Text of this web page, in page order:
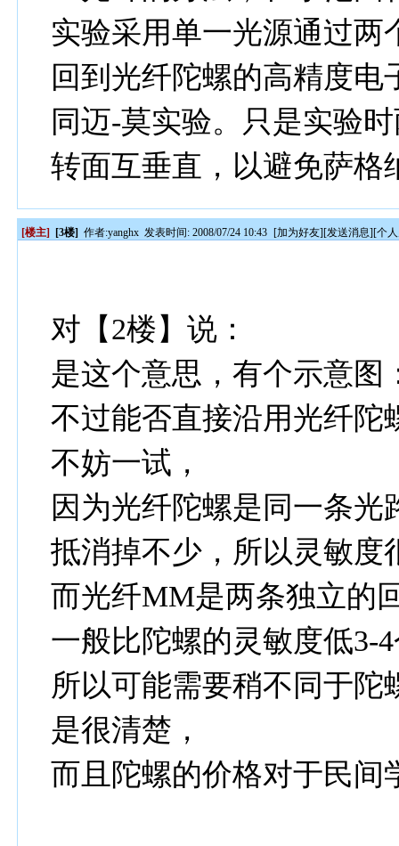
实验采用单一光源通过两
回到光纤陀螺的高精度
同迈-莫实验。只是实验
转面互垂直，以避免萨格
[楼主] [3楼] 作者:yanghx 发表时间: 2008/07/24 10:43 [加为好友][发送消息][个
对【2楼】说：
是这个意思，有个示意图
不过能否直接沿用光纤陀
不妨一试，
因为光纤陀螺是同一条
抵消掉不少，所以灵敏度
而光纤MM是两条独立的
一般比陀螺的灵敏度低3-
所以可能需要稍不同于
是很清楚，
而且陀螺的价格对于民间